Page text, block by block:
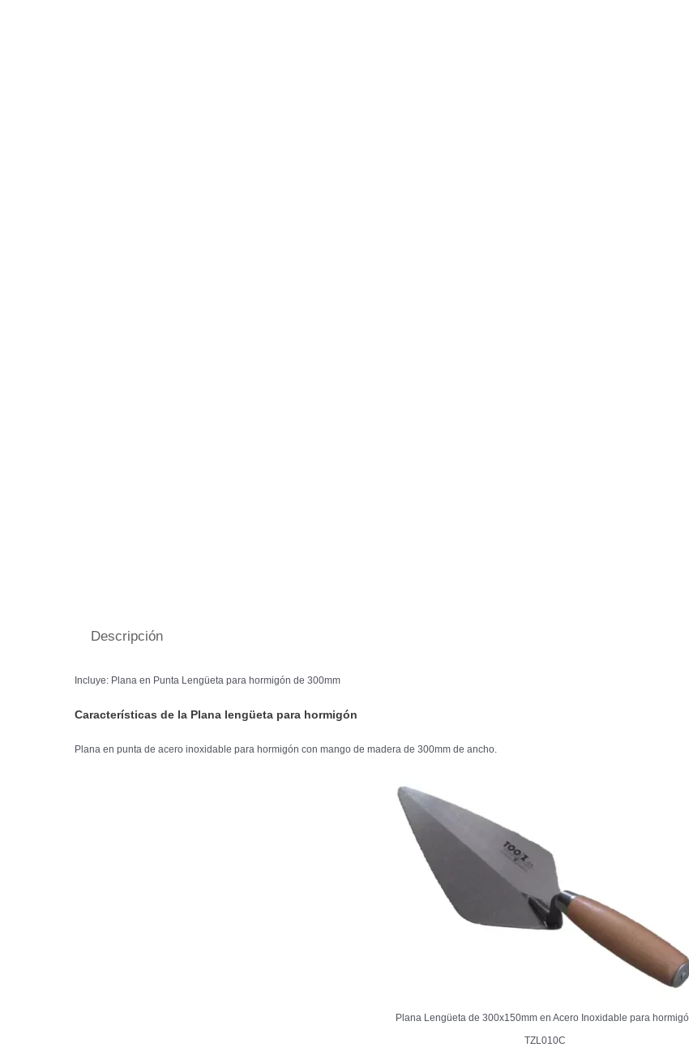
Descripción
Incluye: Plana en Punta Lengüeta para hormigón de 300mm
Características de la Plana lengüeta para hormigón
Plana en punta de acero inoxidable para hormigón con mango de madera de 300mm de ancho.
Plana Lengüeta de 300x150mm en Acero Inoxidable para
TZL010C